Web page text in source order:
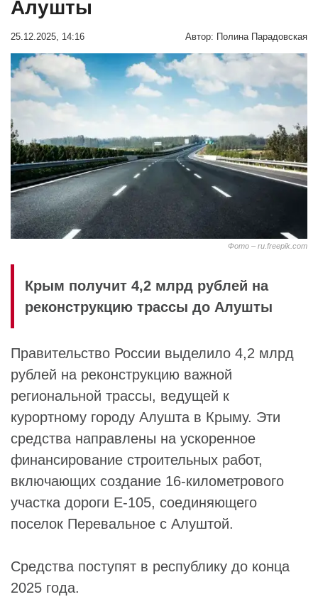
Алушты
25.12.2025, 14:16 Автор: Полина Парадовская
Фото – ru.freepik.com
Крым получит 4,2 млрд рублей на
реконструкцию трассы до Алушты
Правительство России выделило 4,2 млрд
рублей на реконструкцию важной
региональной трассы, ведущей к
курортному городу Алушта в Крыму. Эти
средства направлены на ускоренное
финансирование строительных работ,
включающих создание 16-километрового
участка дороги E-105, соединяющего
поселок Перевальное с Алуштой.
Средства поступят в республику до конца
2025 года.